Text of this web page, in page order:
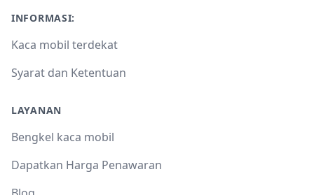
INFORMASI:
Kaca mobil terdekat
Syarat dan Ketentuan
LAYANAN
Bengkel kaca mobil
Dapatkan Harga Penawaran